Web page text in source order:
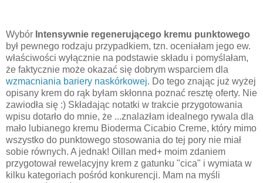
Wybór Intensywnie regenerującego kremu punktowego
był pewnego rodzaju przypadkiem, tzn. oceniałam jego ew.
właściwości wyłącznie na podstawie składu i pomyślałam,
że faktycznie może okazać się dobrym wsparciem dla
wzmacniania bariery naskórkowej. Do tego znając już wyżej
opisany krem do rąk byłam skłonna poznać resztę oferty. Nie
zawiodła się :) Składając notatki w trakcie przygotowania
wpisu dotarło do mnie, że ...znalazłam idealnego rywala dla
mało lubianego kremu Bioderma Cicabio Creme, który mimo
wszystko do punktowego stosowania do tej pory nie miał
sobie równych. A jednak! Oillan med+ moim zdaniem
przygotował rewelacyjny krem z gatunku "cica" i wymiata w
kilku kategoriach pośród konkurencji. Mam na myśli